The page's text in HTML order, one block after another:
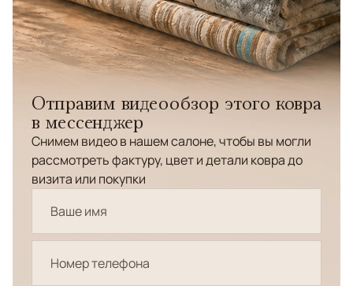
Отправим видеообзор этого ковра
в мессенджер
Снимем видео в нашем салоне, чтобы вы могли
рассмотреть фактуру, цвет и детали ковра до
визита или покупки